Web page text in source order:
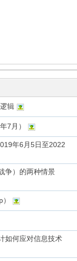
辑
7月）
年6月5日至2022
争）的两种情景
如何应对信息技术